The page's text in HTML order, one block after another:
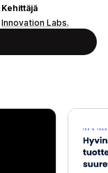
Kehittäjä
Innovation Labs.